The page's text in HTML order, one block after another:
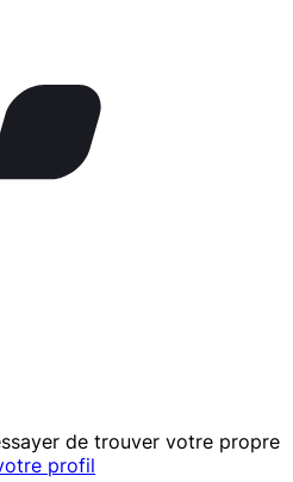
de trouver votre propre
profil